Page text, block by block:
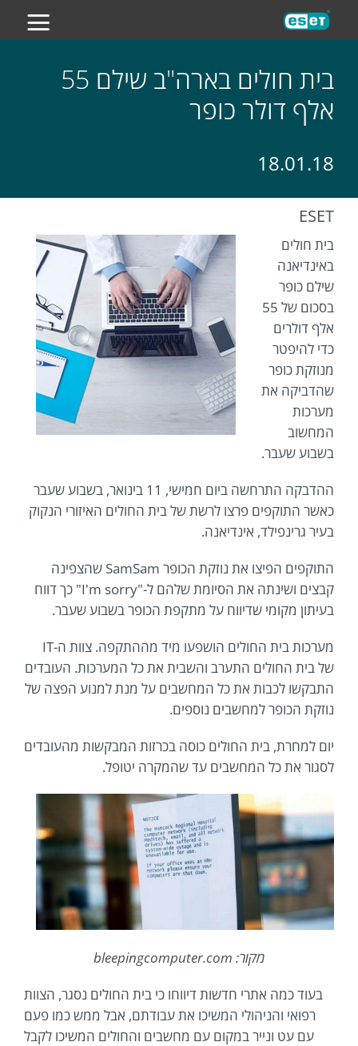
בית חולים בארה"ב שילם 55
אלף דולר כופר
18.01.18
ESET
בית חולים
באינדיאנה
שילם כופר
בסכום של 55
אלף דולרים
כדי להיפטר
מנוזקת כופר
שהדביקה את
מערכות
המחשוב
בשבוע שעבר.
ההדבקה התרחשה ביום חמישי, 11 בינואר, בשבוע שעבר
כאשר התוקפים פרצו לרשת של בית החולים האיזורי הנקוק
בעיר גרינפילד, אינדיאנה.
התוקפים הפיצו את נוזקת הכופר SamSam שהצפינה
קבצים ושינתה את הסיומת שלהם ל-"I'm sorry" כך דווח
בעיתון מקומי שדיווח על מתקפת הכופר בשבוע שעבר.
מערכות בית החולים הושפעו מיד מההתקפה. צוות ה-IT
של בית החולים התערב והשבית את כל המערכות. העובדים
התבקשו לכבות את כל המחשבים על מנת למנוע הפצה של
נוזקת הכופר למחשבים נוספים.
יום למחרת, בית החולים כוסה בכרזות המבקשות מהעובדים
לסגור את כל המחשבים עד שהמקרה יטופל.
מקור: bleepingcomputer.com
בעוד כמה אתרי חדשות דיווחו כי בית החולים נסגר, הצוות
רפואי והניהולי המשיכו את עבודתם, אבל ממש כמו פעם
עם עט ונייר במקום עם מחשבים והחולים המשיכו לקבל